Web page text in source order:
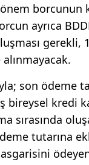
borcunun
ayrıca
gerekli,
son ödeme
bireysel kredi
sırasında
tutarına
asgarisini